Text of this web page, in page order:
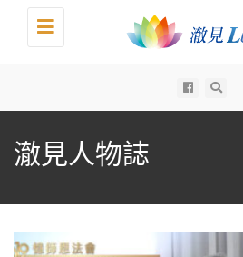
Toggle
navigation
澈見人物誌